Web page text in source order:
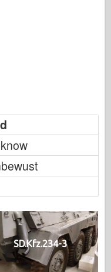
SD.Kfz.234-3